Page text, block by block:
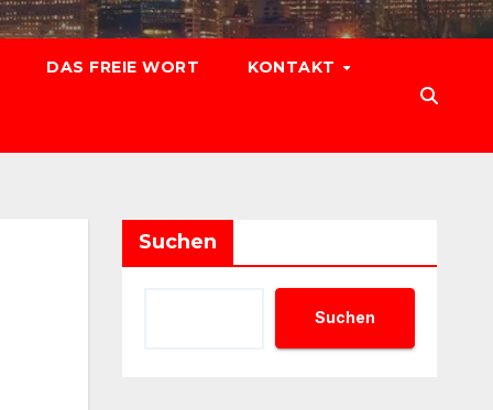
DAS FREIE WORT KONTAKT
Suchen
Suchen